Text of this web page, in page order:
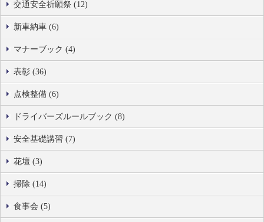
交通安全祈願祭 (12)
新車納車 (6)
マナーブック (4)
表彰 (36)
点検整備 (6)
ドライバーズルールブック (8)
安全基礎講習 (7)
花壇 (3)
掃除 (14)
食事会 (5)